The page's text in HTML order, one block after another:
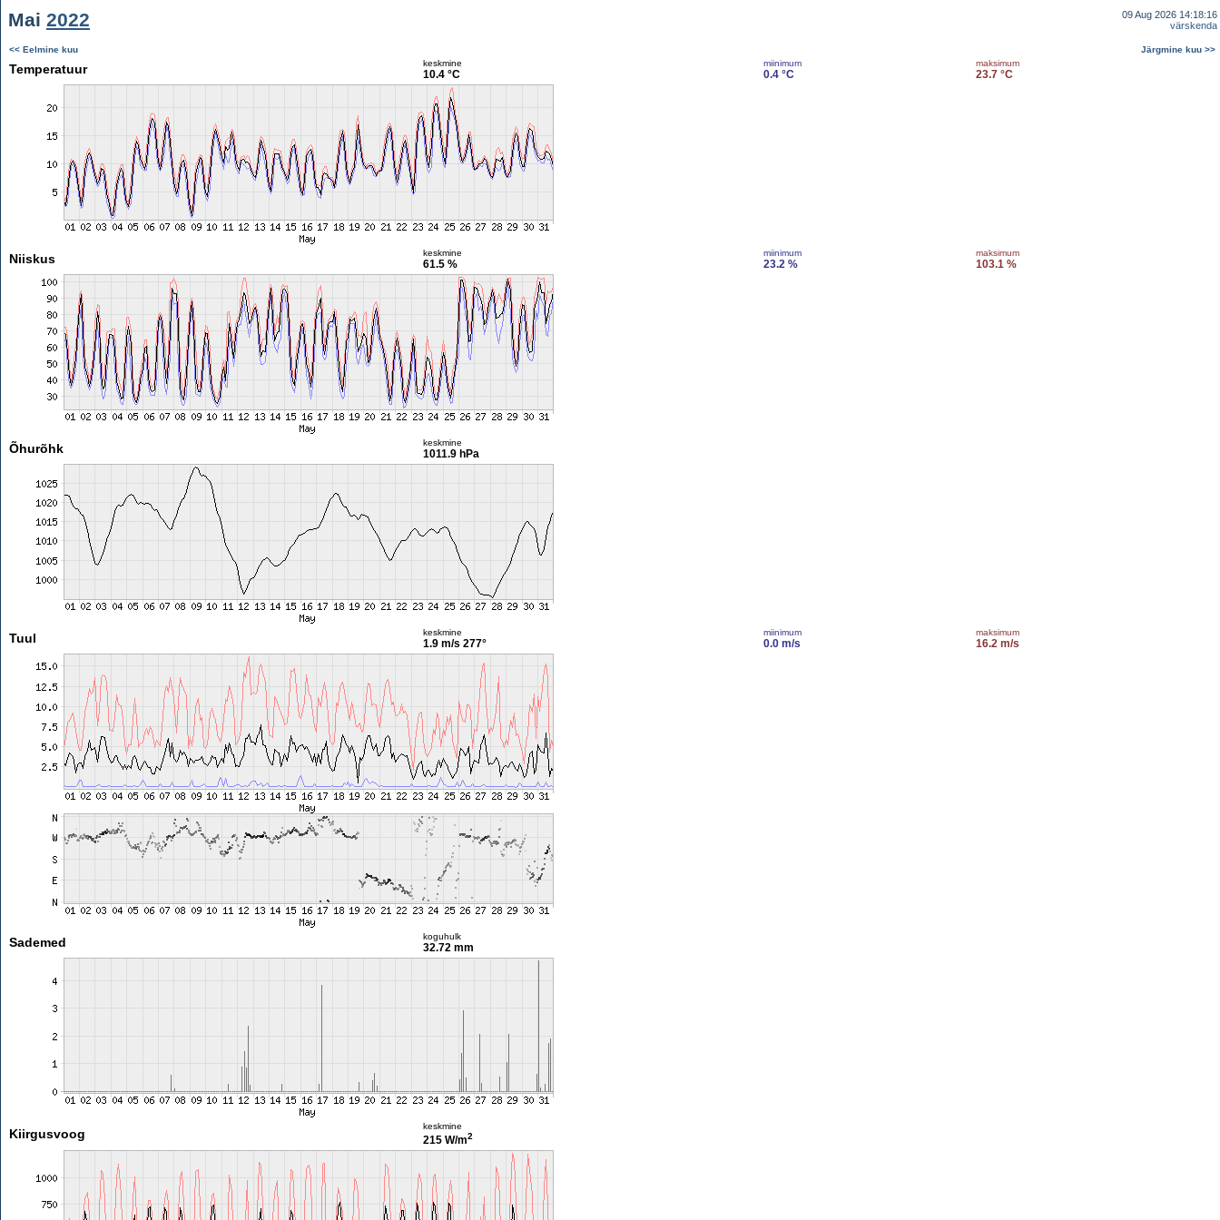
Mai 2022
09 Aug 2026 14:18:16
värskenda
<< Eelmine kuu Järgmine kuu >>
Temperatuur keskmine
10.4 °C
miinimum
0.4 °C
maksimum
23.7 °C
Niiskus keskmine
61.5 %
miinimum
23.2 %
maksimum
103.1 %
Õhurõhk keskmine
1011.9 hPa
Tuul keskmine
1.9 m/s 277°
miinimum
0.0 m/s
maksimum
16.2 m/s
Sademed koguhulk
32.72 mm
Kiirgusvoog
keskmine
215 W/m2